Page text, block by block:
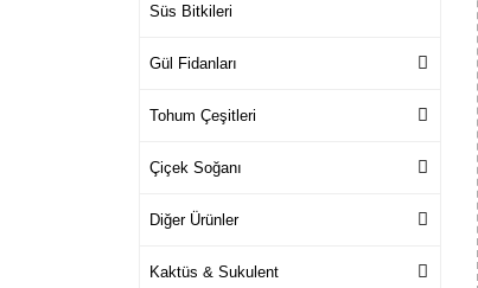
Süs Bitkileri
Gül Fidanları
Tohum Çeşitleri
Çiçek Soğanı
Diğer Ürünler
Kaktüs & Sukulent